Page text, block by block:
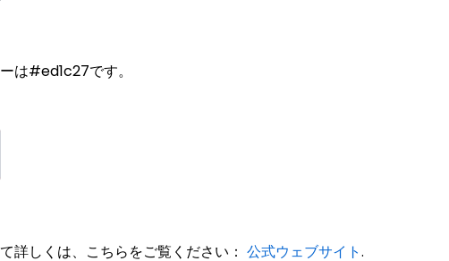
は#ed1c27です。
詳しくは、こちらをご覧ください： 公式ウェブサイト.